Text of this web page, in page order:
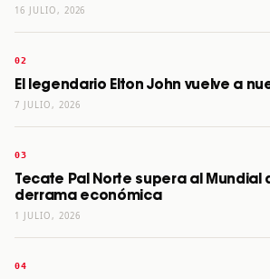
16 JULIO, 2026
El legendario Elton John vuelve a
7 JULIO, 2026
Tecate Pal Norte supera al Mundial
derrama económica
1 JULIO, 2026